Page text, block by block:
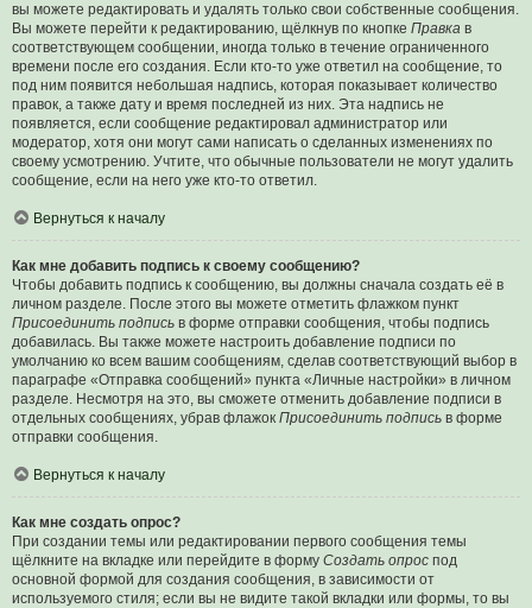
вы можете редактировать и удалять только свои собственные сообщения.
Вы можете перейти к редактированию, щёлкнув по кнопке Правка в
соответствующем сообщении, иногда только в течение ограниченного
времени после его создания. Если кто-то уже ответил на сообщение, то
под ним появится небольшая надпись, которая показывает количество
правок, а также дату и время последней из них. Эта надпись не
появляется, если сообщение редактировал администратор или
модератор, хотя они могут сами написать о сделанных изменениях по
своему усмотрению. Учтите, что обычные пользователи не могут удалить
сообщение, если на него уже кто-то ответил.
Вернуться к началу
Как мне добавить подпись к своему сообщению?
Чтобы добавить подпись к сообщению, вы должны сначала создать её в
личном разделе. После этого вы можете отметить флажком пункт
Присоединить подпись в форме отправки сообщения, чтобы подпись
добавилась. Вы также можете настроить добавление подписи по
умолчанию ко всем вашим сообщениям, сделав соответствующий выбор в
параграфе «Отправка сообщений» пункта «Личные настройки» в личном
разделе. Несмотря на это, вы сможете отменить добавление подписи в
отдельных сообщениях, убрав флажок Присоединить подпись в форме
отправки сообщения.
Вернуться к началу
Как мне создать опрос?
При создании темы или редактировании первого сообщения темы
щёлкните на вкладке или перейдите в форму Создать опрос под
основной формой для создания сообщения, в зависимости от
используемого стиля; если вы не видите такой вкладки или формы, то вы